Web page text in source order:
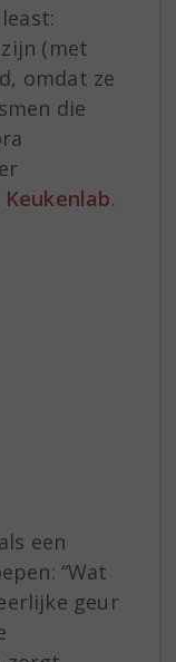
(met
omdat ze
die
Keukenlab.
een
“Wat
geur